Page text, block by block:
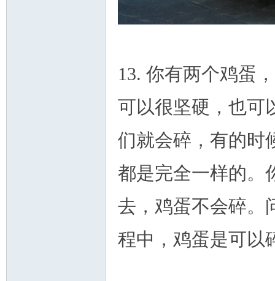
13. 你有两个鸡蛋
可以很坚硬，也可
们就会碎，有的时
都是完全一样的。
去，鸡蛋不会碎。
程中，鸡蛋是可以